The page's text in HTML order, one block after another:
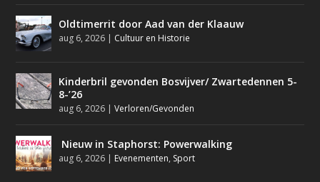
Oldtimerrit door Aad van der Klaauw
aug 6, 2026 | Cultuur en Historie
Kinderbril gevonden Bosvijver/ Zwartedennen 5-
8-’26
aug 6, 2026 |Verloren/Gevonden
Nieuw in Staphorst: Powerwalking
aug 6, 2026 | Evenementen, Sport